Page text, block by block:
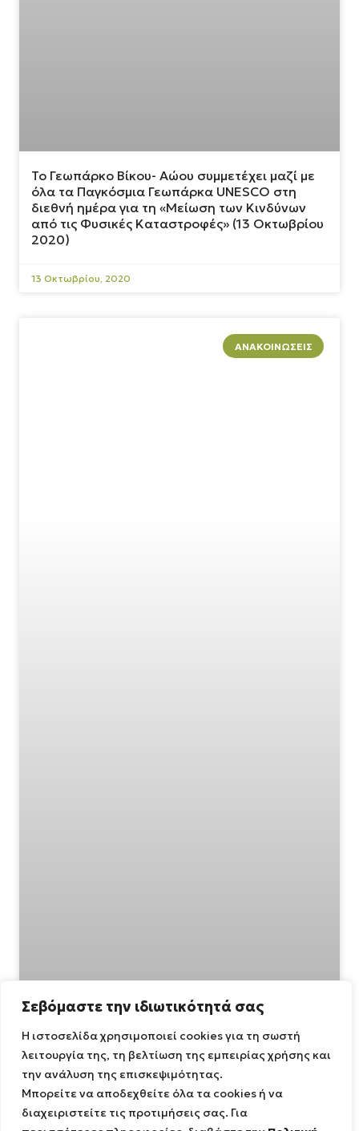
Σεβόμαστε την ιδιωτικότητά σας
Η ιστοσελίδα χρησιμοποιεί cookies για τη σωστή
λειτουργία της, τη βελτίωση της εμπειρίας χρήσης και
την ανάλυση της επισκεψιμότητας.
Μπορείτε να αποδεχθείτε όλα τα cookies ή να
διαχειριστείτε τις προτιμήσεις σας. Για
Το Γεωπάρκο Βίκου- Αώου συμμετέχει μαζί με
όλα τα Παγκόσμια Γεωπάρκα UNESCO στη
διεθνή ημέρα για τη «Μείωση των Κινδύνων
από τις Φυσικές Καταστροφές» (13 Οκτωβρίου
2020)
13 Οκτωβρίου, 2020
ΑΝΑΚΟΙΝΏΣΕΙΣ
«Διεπιστημονική ομάδα σε εργασία πεδίου για